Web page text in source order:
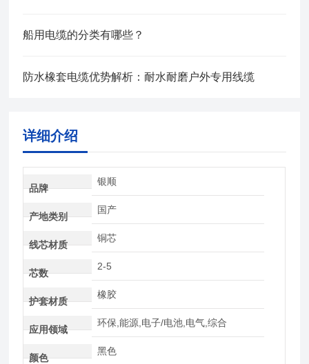
船用电缆的分类有哪些？
防水橡套电缆优势解析：耐水耐磨户外专用线缆
详细介绍
品牌
银顺
产地类别
国产
线芯材质
铜芯
芯数
2-5
护套材质
橡胶
应用领域
环保,能源,电子/电池,电气,综合
颜色
黑色